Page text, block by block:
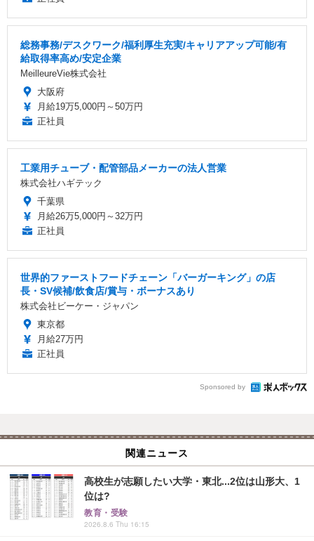
総務事務/デスクワーク/福利厚生充実/キャリアアップ可能/有
給取得率高め/安定企業
MeilleureVie株式会社
大阪府
月給19万5,000円～50万円
正社員
工業用チューブ・配管部品メーカーの法人営業
株式会社ハギテック
千葉県
月給26万5,000円～32万円
正社員
世界的ファーストフードチェーン「バーガーキング」の店
長・SV候補/飲食店/賞与・ボーナスあり
株式会社ビーケー・ジャパン
東京都
月給27万円
正社員
Sponsored by
関連ニュース
高校生が志願したい大学・東北...2位は山形大、1
位は?
教育・受験
2026.8.6 Thu 16:15